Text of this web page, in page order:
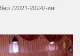
/2021-2024/-ийг